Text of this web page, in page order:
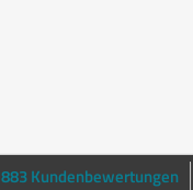
883 Kundenbewertungen